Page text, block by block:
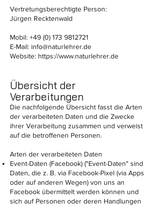
Vertretungsberechtigte Person:
Jürgen Recktenwald
Mobil: +49 (0) 173 9812721
E-Mail: info@naturlehrer.de
Website: https://www.naturlehrer.de
Übersicht der
Verarbeitungen
Die nachfolgende Übersicht fasst die Arten
der verarbeiteten Daten und die Zwecke
ihrer Verarbeitung zusammen und verweist
auf die betroffenen Personen.
Arten der verarbeiteten Daten
Event-Daten (Facebook) ("Event-Daten" sind
Daten, die z. B. via Facebook-Pixel (via Apps
oder auf anderen Wegen) von uns an
Facebook übermittelt werden können und
sich auf Personen oder deren Handlungen